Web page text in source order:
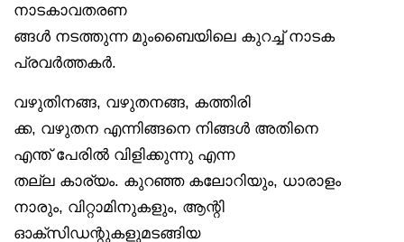
നാടകാവതരണ
ങ്ങൾ നടത്തുന്ന മുംബൈയിലെ കുറച്ച് നാടക
പ്രവർത്തകർ.
വഴുതിനങ്ങ, വഴുതനങ്ങ, കത്തിരി
ക്ക, വഴുതന എന്നിങ്ങനെ നിങ്ങൾ അതിനെ
എന്ത് പേരിൽ വിളിക്കുന്നു എന്ന
തല്ല കാര്യം. കുറഞ്ഞ കലോറിയും, ധാരാളം
നാരും, വിറ്റാമിനുകളും, ആന്റി
ഓക്‌സിഡന്റുകളുമടങ്ങിയ